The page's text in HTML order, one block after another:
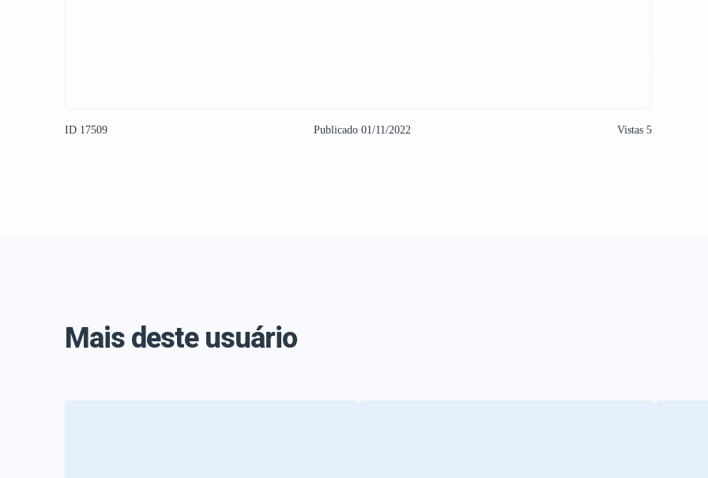
ID 17509 Publicado 01/11/2022 Vistas 5
Mais deste usuário